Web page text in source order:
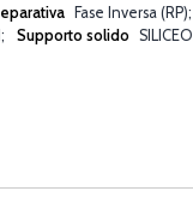
Fase Inversa (RP)
Supporto solido SILICEO